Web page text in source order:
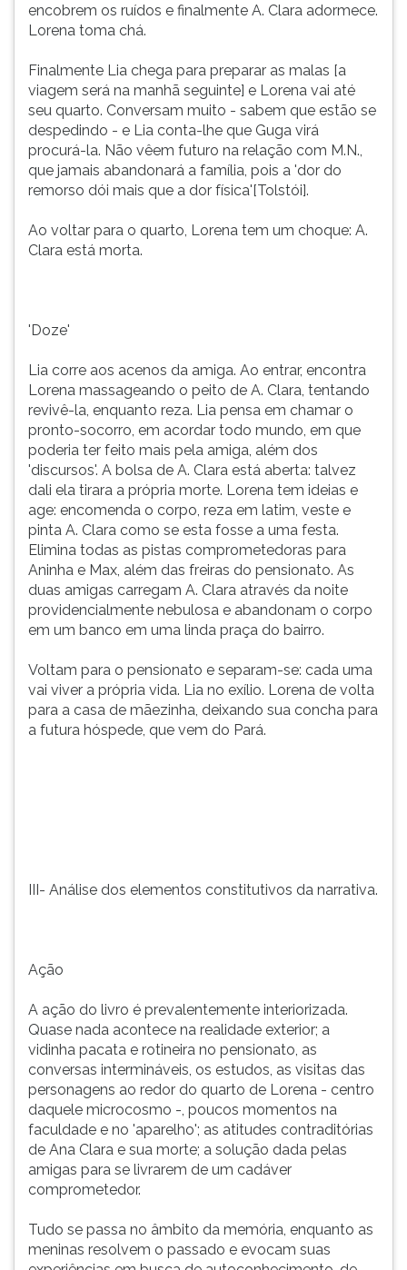
encobrem os ruídos e finalmente A. Clara adormece.
Lorena toma chá.
Finalmente Lia chega para preparar as malas [a
viagem será na manhã seguinte] e Lorena vai até
seu quarto. Conversam muito - sabem que estão se
despedindo - e Lia conta-lhe que Guga virá
procurá-la. Não vêem futuro na relação com M.N.,
que jamais abandonará a família, pois a 'dor do
remorso dói mais que a dor física'[Tolstói].
Ao voltar para o quarto, Lorena tem um choque: A.
Clara está morta.
'Doze'
Lia corre aos acenos da amiga. Ao entrar, encontra
Lorena massageando o peito de A. Clara, tentando
revivê-la, enquanto reza. Lia pensa em chamar o
pronto-socorro, em acordar todo mundo, em que
poderia ter feito mais pela amiga, além dos
'discursos'. A bolsa de A. Clara está aberta: talvez
dali ela tirara a própria morte. Lorena tem ideias e
age: encomenda o corpo, reza em latim, veste e
pinta A. Clara como se esta fosse a uma festa.
Elimina todas as pistas comprometedoras para
Aninha e Max, além das freiras do pensionato. As
duas amigas carregam A. Clara através da noite
providencialmente nebulosa e abandonam o corpo
em um banco em uma linda praça do bairro.
Voltam para o pensionato e separam-se: cada uma
vai viver a própria vida. Lia no exílio. Lorena de volta
para a casa de mãezinha, deixando sua concha para
a futura hóspede, que vem do Pará.
III- Análise dos elementos constitutivos da narrativa.
Ação
A ação do livro é prevalentemente interiorizada.
Quase nada acontece na realidade exterior; a
vidinha pacata e rotineira no pensionato, as
conversas intermináveis, os estudos, as visitas das
personagens ao redor do quarto de Lorena - centro
daquele microcosmo -, poucos momentos na
faculdade e no 'aparelho'; as atitudes contraditórias
de Ana Clara e sua morte; a solução dada pelas
amigas para se livrarem de um cadáver
comprometedor.
Tudo se passa no âmbito da memória, enquanto as
meninas resolvem o passado e evocam suas